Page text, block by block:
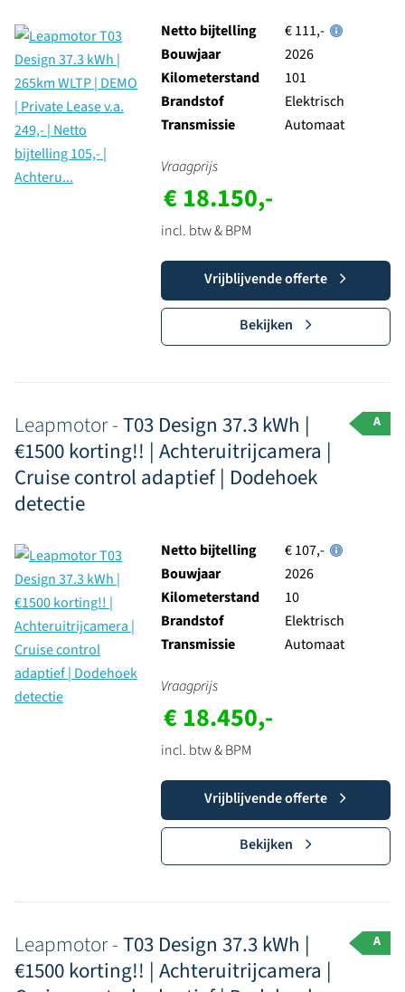
Netto bijtelling
€ 111,-
Bouwjaar
2026
Kilometerstand
101
Brandstof
Elektrisch
Transmissie
Automaat
Vraagprijs
€ 18.150,-
incl. btw & BPM
Vrijblijvende offerte
Bekijken
Leapmotor -T03 Design 37.3 kWh |
€1500 korting!! | Achteruitrijcamera |
Cruise control adaptief | Dodehoek
detectie
A
Netto bijtelling
€ 107,-
Bouwjaar
2026
Kilometerstand
10
Brandstof
Elektrisch
Transmissie
Automaat
Vraagprijs
€ 18.450,-
incl. btw & BPM
Vrijblijvende offerte
Bekijken
Leapmotor -T03 Design 37.3 kWh |
€1500 korting!! | Achteruitrijcamera |
A